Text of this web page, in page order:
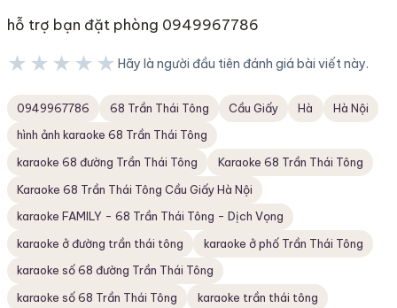
hỗ trợ bạn đặt phòng 0949967786
★★★★★ Hãy là người đầu tiên đánh giá bài viết này.
0949967786 68 Trần Thái Tông Cầu Giấy Hà
Hà Nội
hình ảnh karaoke 68 Trần Thái Tông
karaoke 68 đường Trần Thái Tông
Karaoke 68 Trần Thái Tông
Karaoke 68 Trần Thái Tông Cầu Giấy Hà Nội
karaoke FAMILY - 68 Trần Thái Tông - Dịch Vọng
karaoke ở đường trần thái tông
karaoke ở phố Trần Thái Tông
karaoke số 68 đường Trần Thái Tông
karaoke số 68 Trần Thái Tông
karaoke trần thái tông